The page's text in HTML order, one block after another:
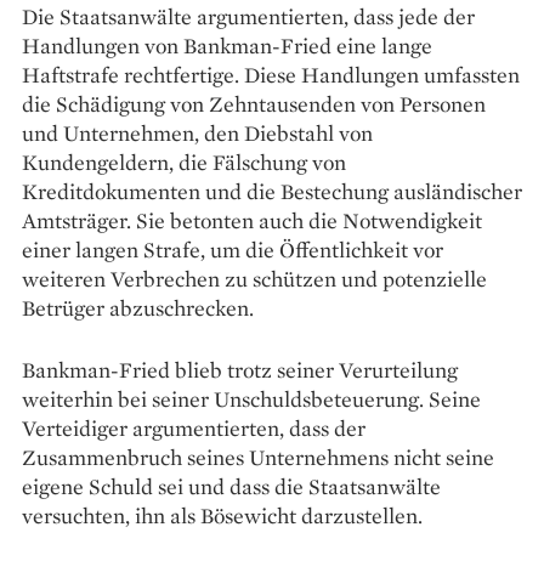
Die Staatsanwälte argumentierten, dass jede der
Handlungen von Bankman-Fried eine lange
Haftstrafe rechtfertige. Diese Handlungen umfassten
die Schädigung von Zehntausenden von Personen
und Unternehmen, den Diebstahl von
Kundengeldern, die Fälschung von
Kreditdokumenten und die Bestechung ausländischer
Amtsträger. Sie betonten auch die Notwendigkeit
einer langen Strafe, um die Öffentlichkeit vor
weiteren Verbrechen zu schützen und potenzielle
Betrüger abzuschrecken.
Bankman-Fried blieb trotz seiner Verurteilung
weiterhin bei seiner Unschuldsbeteuerung. Seine
Verteidiger argumentierten, dass der
Zusammenbruch seines Unternehmens nicht seine
eigene Schuld sei und dass die Staatsanwälte
versuchten, ihn als Bösewicht darzustellen.